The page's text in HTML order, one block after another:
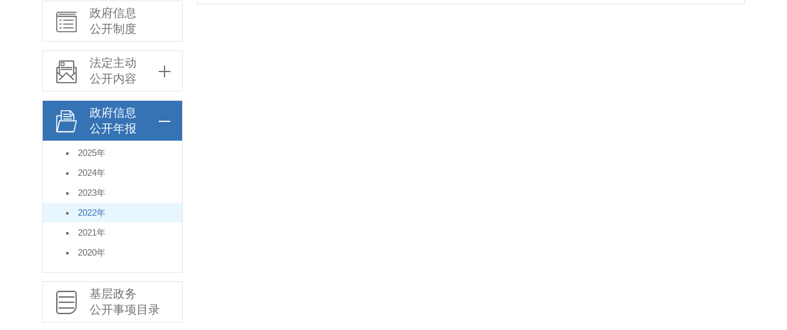
政府信息
公开制度
法定主动
公开内容
政府信息
公开年报
2025年
2024年
2023年
2022年
2021年
2020年
基层政务
公开事项目录